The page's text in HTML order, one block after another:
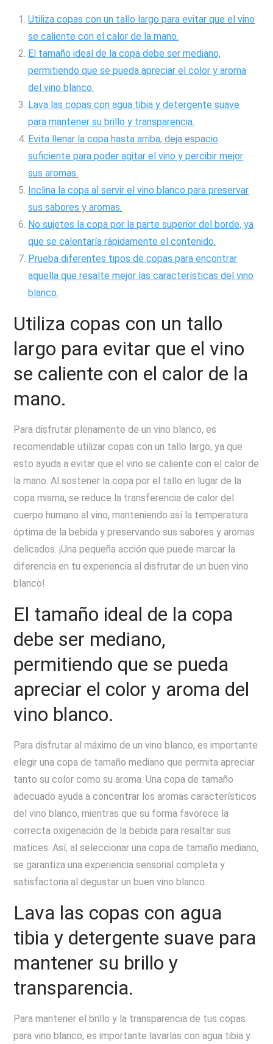
Utiliza copas con un tallo largo para evitar que el vino
se caliente con el calor de la mano.
El tamaño ideal de la copa debe ser mediano,
permitiendo que se pueda apreciar el color y aroma
del vino blanco.
Lava las copas con agua tibia y detergente suave
para mantener su brillo y transparencia.
Evita llenar la copa hasta arriba, deja espacio
suficiente para poder agitar el vino y percibir mejor
sus aromas.
Inclina la copa al servir el vino blanco para preservar
sus sabores y aromas.
No sujetes la copa por la parte superior del borde, ya
que se calentaría rápidamente el contenido.
Prueba diferentes tipos de copas para encontrar
aquella que resalte mejor las características del vino
blanco.
Utiliza copas con un tallo
largo para evitar que el vino
se caliente con el calor de la
mano.
Para disfrutar plenamente de un vino blanco, es
recomendable utilizar copas con un tallo largo, ya que
esto ayuda a evitar que el vino se caliente con el calor de
la mano. Al sostener la copa por el tallo en lugar de la
copa misma, se reduce la transferencia de calor del
cuerpo humano al vino, manteniendo así la temperatura
óptima de la bebida y preservando sus sabores y aromas
delicados. ¡Una pequeña acción que puede marcar la
diferencia en tu experiencia al disfrutar de un buen vino
blanco!
El tamaño ideal de la copa
debe ser mediano,
permitiendo que se pueda
apreciar el color y aroma del
vino blanco.
Para disfrutar al máximo de un vino blanco, es importante
elegir una copa de tamaño mediano que permita apreciar
tanto su color como su aroma. Una copa de tamaño
adecuado ayuda a concentrar los aromas característicos
del vino blanco, mientras que su forma favorece la
correcta oxigenación de la bebida para resaltar sus
matices. Así, al seleccionar una copa de tamaño mediano,
se garantiza una experiencia sensorial completa y
satisfactoria al degustar un buen vino blanco.
Lava las copas con agua
tibia y detergente suave para
mantener su brillo y
transparencia.
Para mantener el brillo y la transparencia de tus copas
para vino blanco, es importante lavarlas con agua tibia y